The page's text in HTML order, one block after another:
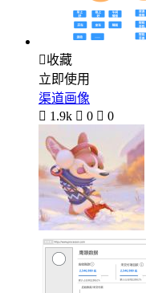
收藏
立即使用
渠道画像
 1.9k  0  0